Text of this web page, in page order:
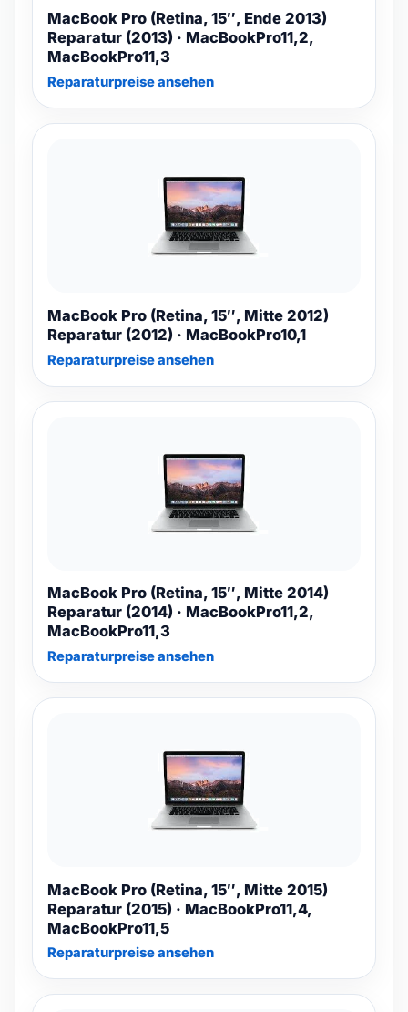
MacBook Pro (Retina, 15″, Ende 2013)
Reparatur (2013) · MacBookPro11,2,
MacBookPro11,3
Reparaturpreise ansehen
MacBook Pro (Retina, 15″, Mitte 2012)
Reparatur (2012) · MacBookPro10,1
Reparaturpreise ansehen
MacBook Pro (Retina, 15″, Mitte 2014)
Reparatur (2014) · MacBookPro11,2,
MacBookPro11,3
Reparaturpreise ansehen
MacBook Pro (Retina, 15″, Mitte 2015)
Reparatur (2015) · MacBookPro11,4,
MacBookPro11,5
Reparaturpreise ansehen